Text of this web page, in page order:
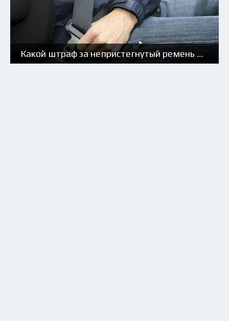
Какой штраф за непристегнутый ремень в [year] году?